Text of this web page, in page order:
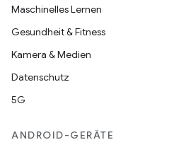
Maschinelles Lernen
Gesundheit & Fitness
Kamera & Medien
Datenschutz
5G
ANDROID-GERÄTE